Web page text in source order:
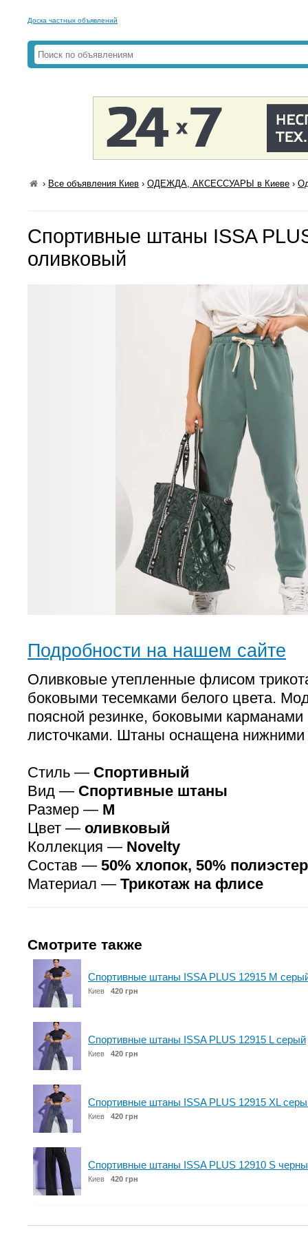
Доска частных объявлений
› Все объявления Киев ›ОДЕЖДА, АКСЕССУАРЫ в Киеве ›
Спортивные штаны ISSA
оливковый
Подробности на нашем сайте
Оливковые утепленные флисом
боковыми тесемками белого цвета.
поясной резинке, боковыми
листочками. Штаны оснащена
Стиль — Спортивный
Вид — Спортивные штаны
Размер — M
Цвет — оливковый
Коллекция — Novelty
Состав — 50% хлопок, 50% полиэстер
Материал — Трикотаж на флиcе
Смотрите также
Спортивные штаны ISSA PLUS 12915 M
Киев 420 грн
Спортивные штаны ISSA PLUS 12915 L серый
Киев 420 грн
Спортивные штаны ISSA PLUS 12915 XL
Киев 420 грн
Спортивные штаны ISSA PLUS 12910 S
Киев 420 грн